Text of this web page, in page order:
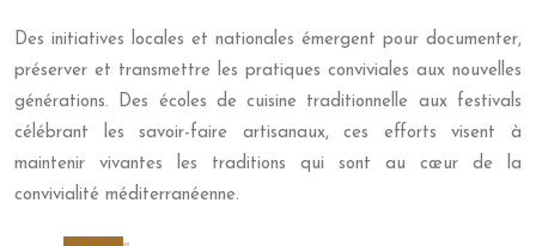
Des initiatives locales et nationales émergent pour documenter,
préserver et transmettre les pratiques conviviales aux nouvelles
générations. Des écoles de cuisine traditionnelle aux festivals
célébrant les savoir-faire artisanaux, ces efforts visent à
maintenir vivantes les traditions qui sont au cœur de la
convivialité méditerranéenne.